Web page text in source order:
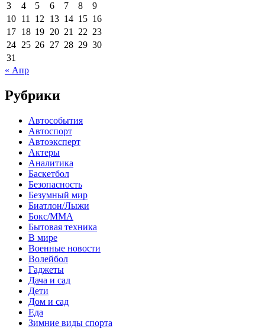
3
4 5 6 7 8
9
10 11 12 13 14 15 16
17 18 19 20 21 22 23
24 25 26 27 28 29 30
31
« Апр
Рубрики
Автособытия
Автоспорт
Автоэксперт
Актеры
Аналитика
Баскетбол
Безопасность
Безумный мир
Биатлон/Лыжи
Бокс/MMA
Бытовая техника
В мире
Военные новости
Волейбол
Гаджеты
Дача и сад
Дети
Дом и сад
Еда
Зимние виды спорта